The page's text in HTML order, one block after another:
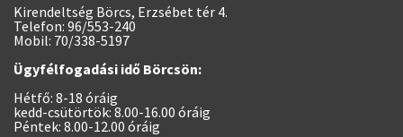
Kirendeltség Börcs, Erzsébet tér 4.
Telefon: 96/553-240
Mobil: 70/338-5197
Ügyfélfogadási idő Börcsön:
Hétfő: 8-18 óráig
kedd-csütörtök: 8.00-16.00 óráig
Péntek: 8.00-12.00 óráig